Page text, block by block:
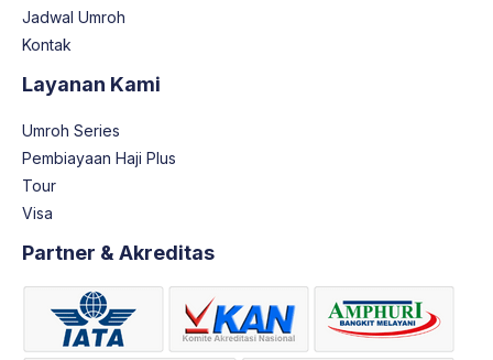
Jadwal Umroh
Kontak
Layanan Kami
Umroh Series
Pembiayaan Haji Plus
Tour
Visa
Partner & Akreditas